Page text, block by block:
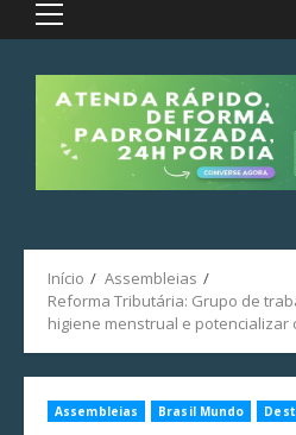
Primary
Início
Assembleias
Reforma Tributária: Grupo de
higiene menstrual e potencializar
Assembleias Brasil Mundo